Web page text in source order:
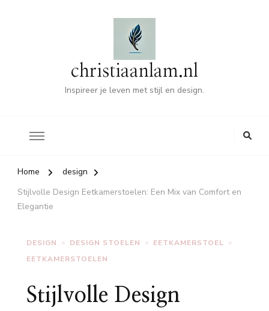
christiaanlam.nl
Inspireer je leven met stijl en design.
Home
design
Stijlvolle Design Eetkamerstoelen: Een Mix van Comfort en
Elegantie
DESIGN DESIGN STOELEN
EETKAMERSTOEL
EETKAMERSTOELEN
Stijlvolle Design